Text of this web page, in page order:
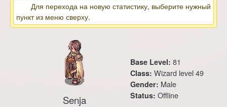
Для перехода на новую статистику, выберите нужный
пункт из меню сверху.
Senja
Base Level: 81
Class: Wizard level 49
Gender: Male
Status: Offline